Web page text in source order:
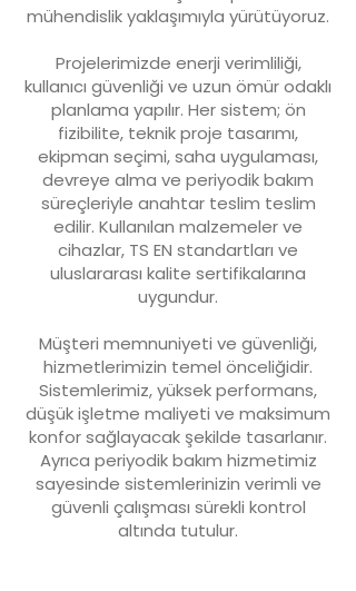
mühendislik yaklaşımıyla yürütüyoruz.
Projelerimizde enerji verimliliği,
kullanıcı güvenliği ve uzun ömür odaklı
planlama yapılır. Her sistem; ön
fizibilite, teknik proje tasarımı,
ekipman seçimi, saha uygulaması,
devreye alma ve periyodik bakım
süreçleriyle anahtar teslim teslim
edilir. Kullanılan malzemeler ve
cihazlar, TS EN standartları ve
uluslararası kalite sertifikalarına
uygundur.
Müşteri memnuniyeti ve güvenliği,
hizmetlerimizin temel önceliğidir.
Sistemlerimiz, yüksek performans,
düşük işletme maliyeti ve maksimum
konfor sağlayacak şekilde tasarlanır.
Ayrıca periyodik bakım hizmetimiz
sayesinde sistemlerinizin verimli ve
güvenli çalışması sürekli kontrol
altında tutulur.